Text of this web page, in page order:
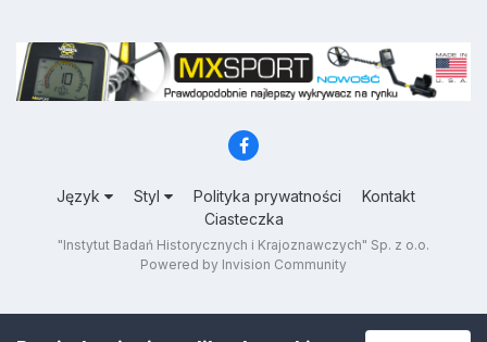
Język Styl Polityka prywatności
Kontakt
Ciasteczka
"Instytut Badań Historycznych i Krajoznawczych" Sp. z o.o.
Powered by Invision Community